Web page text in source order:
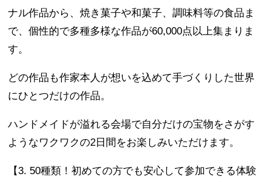
ナル作品から、焼き菓子や和菓子、調味料等の食品ま
で、個性的で多種多様な作品が60,000点以上集まりま
す。
どの作品も作家本人が想いを込めて手づくりした世界
にひとつだけの作品。
ハンドメイドが溢れる会場で自分だけの宝物をさがす
ようなワクワクの2日間をお楽しみいただけます。
【3. 50種類！初めての方でも安心して参加できる体験